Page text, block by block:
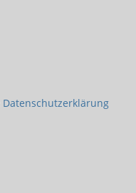
Datenschutzerklärung